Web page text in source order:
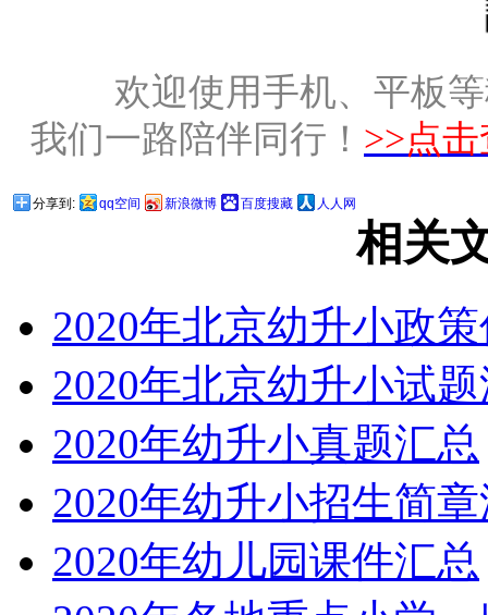
欢迎使用手机、平板
我们一路陪伴同行！ >>点
分享到: qq空间 新浪微博 百度搜藏 人人网
相关
2020年北京幼升小政
2020年北京幼升小试
2020年幼升小真题汇总
2020年幼升小招生简
2020年幼儿园课件汇总